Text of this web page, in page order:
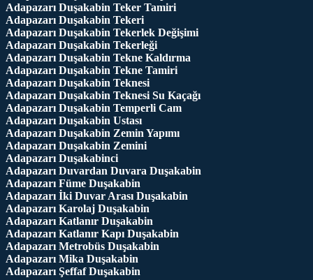
Adapazarı Duşakabin Teker Tamiri
Adapazarı Duşakabin Tekeri
Adapazarı Duşakabin Tekerlek Değişimi
Adapazarı Duşakabin Tekerleği
Adapazarı Duşakabin Tekne Kaldırma
Adapazarı Duşakabin Tekne Tamiri
Adapazarı Duşakabin Teknesi
Adapazarı Duşakabin Teknesi Su Kaçağı
Adapazarı Duşakabin Temperli Cam
Adapazarı Duşakabin Ustası
Adapazarı Duşakabin Zemin Yapımı
Adapazarı Duşakabin Zemini
Adapazarı Duşakabinci
Adapazarı Duvardan Duvara Duşakabin
Adapazarı Füme Duşakabin
Adapazarı İki Duvar Arası Duşakabin
Adapazarı Karolaj Duşakabin
Adapazarı Katlanır Duşakabin
Adapazarı Katlanır Kapı Duşakabin
Adapazarı Metrobüs Duşakabin
Adapazarı Mika Duşakabin
Adapazarı Şeffaf Duşakabin